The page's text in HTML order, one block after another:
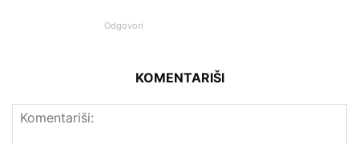
Odgovori
KOMENTARIŠI